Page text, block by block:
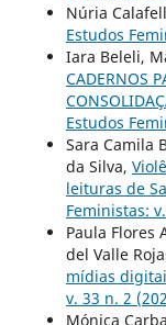
Núria
Estudos
Iara Beleli,
CADERNOS
Estudos
Sara Camila
da Silva,
leituras de
Feministas:
Paula Flores
del Valle
mídias
v. 33 n. 2
Mónica